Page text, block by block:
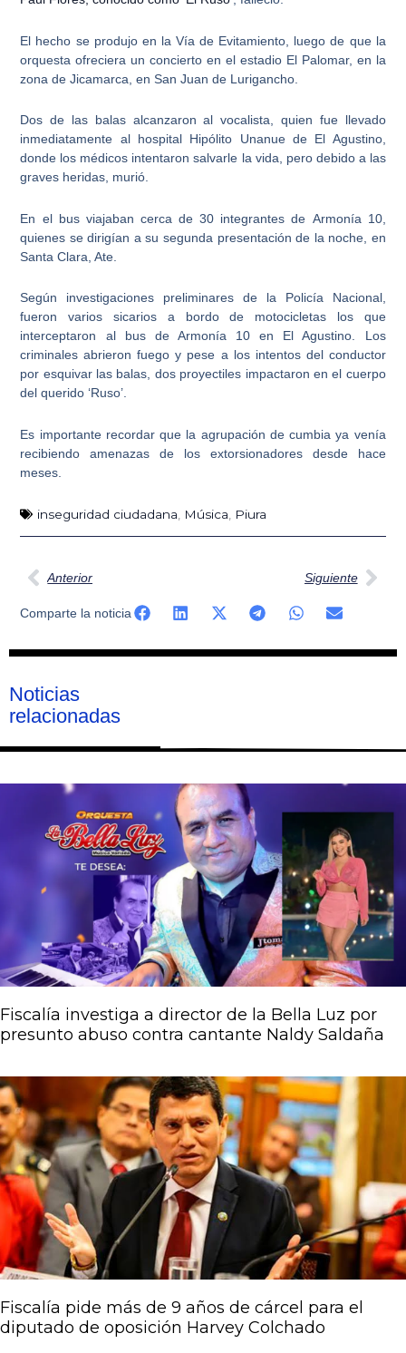
El hecho se produjo en la Vía de Evitamiento, luego de que la
orquesta ofreciera un concierto en el estadio El Palomar, en la
zona de Jicamarca, en San Juan de Lurigancho.
Dos de las balas alcanzaron al vocalista, quien fue llevado
inmediatamente al hospital Hipólito Unanue de El Agustino,
donde los médicos intentaron salvarle la vida, pero debido a las
graves heridas, murió.
En el bus viajaban cerca de 30 integrantes de Armonía 10,
quienes se dirigían a su segunda presentación de la noche, en
Santa Clara, Ate.
Según investigaciones preliminares de la Policía Nacional,
fueronvarios sicarios a bordo de motocicletas los que
interceptaron al bus de Armonía 10 en El Agustino. Los
criminales abrieron fuego y pese a los intentos del conductor
por esquivar las balas, dos proyectiles impactaron en el cuerpo
del querido ‘Ruso’.
Es importante recordar que la agrupación de cumbia ya venía
recibiendo amenazas de los extorsionadores desde hace
meses
inseguridad ciudadana, Música, Piura
Ant
Anterior Siguiente
Comparte la noticia
Noticias
relacionadas
Fiscalía investiga a director de la Bella Luz por
presunto abuso contra cantante Naldy Saldaña
Fiscalía pide más de 9 años de cárcel para el
diputado de oposición Harvey Colchado
PáginaPágina
Página
Página
Página